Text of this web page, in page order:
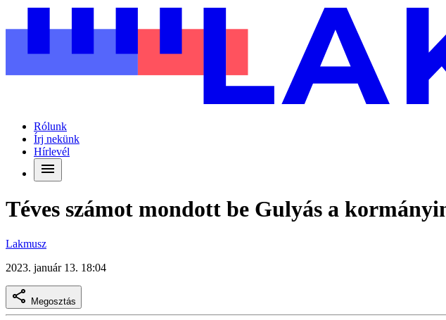
Rólunk
Írj nekünk
Hírlevél
Téves számot mondott be Gulyás a
Lakmusz
2023. január 13. 18:04
Megosztás